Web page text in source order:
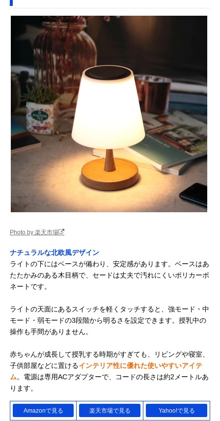
Photo by 楽天市場
ナチュラルな北欧風デザイン
ライトの下にはベースが備わり、安定感があります。ベースはあ
たたかみのある木目柄で、セードは丈夫で汚れにくいポリカーボ
ネートです。
ライトの天面にあるスイッチを軽くタッチすると、強モード・中
モード・弱モードの3段階から明るさを設定できます。授乳中の
操作も手間がありません。
赤ちゃんが成長して授乳する時期がすぎても、リビングや寝室、
子供部屋などに置けるインテリア性に優れた使いやすいアイテ
ム。電源は専用ACアダプターで、コードの長さは約2メートルあ
ります。
Amazonで見る 楽天市場で見る Yahoo!で見る